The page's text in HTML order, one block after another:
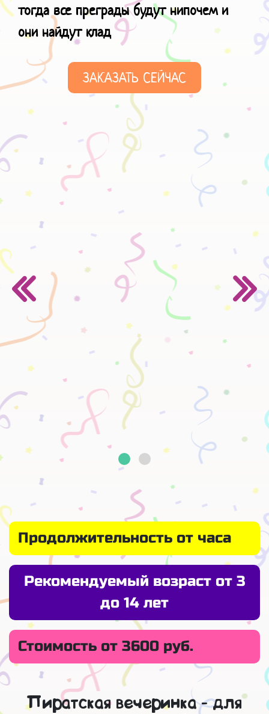
тогда все преграды будут нипочем и
они найдут клад
ЗАКАЗАТЬ СЕЙЧАС
Продолжительность от часа
Рекомендуемый возраст от 3
до 14 лет
Стоимость от 3600 руб.
Пиратская вечеринка - для